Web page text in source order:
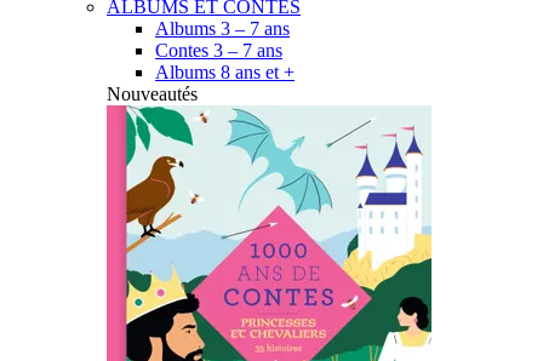
ALBUMS ET CONTES
Albums 3 – 7 ans
Contes 3 – 7 ans
Albums 8 ans et +
Nouveautés